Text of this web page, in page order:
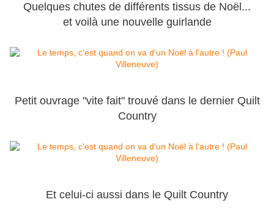
Quelques chutes de différents tissus de Noël...
et voilà une nouvelle guirlande
Petit ouvrage "vite fait" trouvé dans le dernier Quilt
Country
Et celui-ci aussi dans le Quilt Country